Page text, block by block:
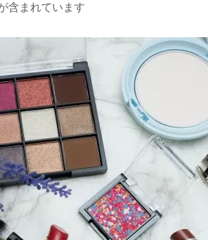
含まれています